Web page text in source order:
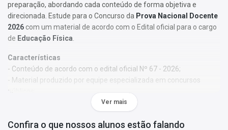
preparação, abordando cada conteúdo de forma objetiva e
direcionada. Estude para o Concurso da Prova Nacional Docente
2026com um material de acordo com o Edital oficial para o cargo
de Educação Física
Características
- Conteúdo de acordo com o edital oficial Nº 67 - 2026;
- Material produzido por equipe especializada em concursos
públicos;
- Você receberá um bônus especial: Curso Online de disciplinas
básicas (Língua Portuguesa e Informática).
Ver mais
Confira o que nossos alunos estão falando